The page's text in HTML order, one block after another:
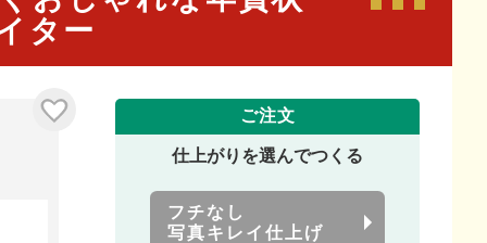
ター
ご注文
仕上がりを選んでつくる
フチなし
写真キレイ仕上げ